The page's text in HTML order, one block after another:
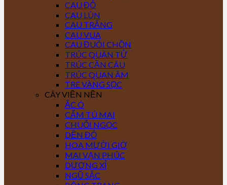
CAU ĐỎ
CAU LÙN
CAU TRẮNG
CAU VUA
CAU ĐUÔI CHỒN
TRÚC QUÂN TỬ
TRÚC CẦN CÂU
TRÚC QUAN ÂM
TRE VÀNG SỌC
CÂY VIỀN NỀN
ẮC Ó
CẨM TÚ MAI
CHUỖI NGỌC
DỀN ĐỎ
HOA MƯỜI GIỜ
MAI VẠN PHÚC
DƯƠNG XỈ
NGŨ SẮC